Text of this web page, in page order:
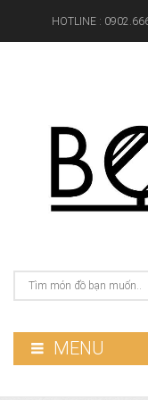
HOTLINE :
MENU